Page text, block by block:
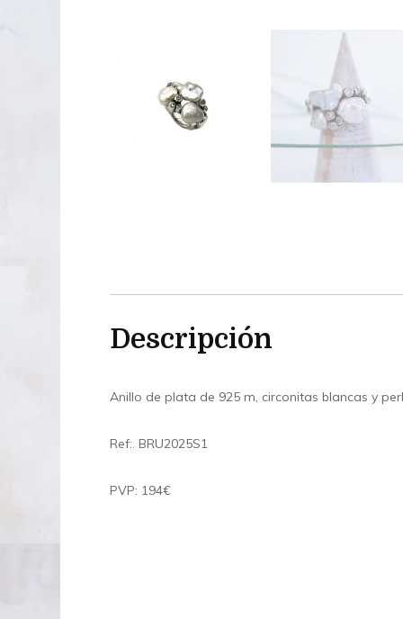
Descripción
Anillo de plata de 925 m, circonitas blancas y
Ref:. BRU2025S1
PVP: 194€